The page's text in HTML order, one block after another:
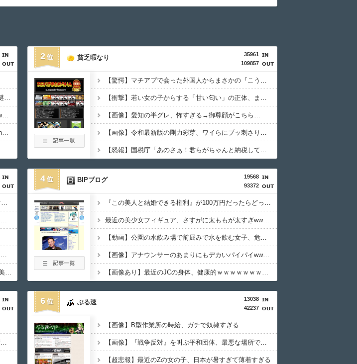
ワンピースの「世界に5種しかない飛行能力」ついに謎が判明するｗｗｗｗ
【悲報】大阪で白昼堂々誘拐事件発生 wwwwwwwwwwwwwwwwwwwwwwwwwwwwwwwwwwww
【悲報】竹田恒泰「愛子さまが天皇になれないのはSnow Manに女がいないのと同じ」X民「養子案はSnow Manに竹田恒泰が入るようなもの」
2
35961
109857
貧乏暇なり
【驚愕】マチアプで会った外国人からまさかの『こう』言われたんやがこれワイ詰みか？？？？？？？
【衝撃】若い女の子からする「甘い匂い」の正体、まさか分からないDTなんておらんよな？よな？w w w w w w w w w w w
【画像】愛知の半グレ、怖すぎる→御尊顔がこちら…
【画像】令和最新版の剛力彩芽、ワイらにブッ刺さりまくりと話題にw w w w w w w w w w w w w
【怒報】国税庁「あのさぁ！君らがちゃんと納税してくれないとこうなっちゃうけどどうする？！」←これw w w w w w w w
【画像】NASAが開発、着るだけで瞬時に-15℃冷却する冷感ポンチョが3,980円ｗｗｗｗｗ
【悲報】女さん、歩行者を轢いた挙句、道路で昼寝をしようとしてしまう
【悲報】仙台育英のマネージャー、首をひねっただけでなぜかウインクしたことにされてしまう
【悲報】女芸人の吉住さん(36)、メイクしたら普通に美人の部類だったと判明
4
19568
93372
BIPブログ
『この美人と結婚できる権利』が100万円だったらどっち選ぶwwwww
最近の美少女フィギュア、さすがに太ももが太すぎwwwww
【動画】公園の水飲み場で前屈みで水を飲む女子、危うく乳が見えてしまう
【画像】アナウンサーのあまりにもデカいパイパイwwwwwwww
【画像あり】最近のJCの身体、健康的ｗｗｗｗｗｗｗｗｗｗｗｗｗｗｗ
政府「増税」敵「増税すんな！増税メガネ！」→政府「減税」敵「減税すんな！社会保障どうなる！」
6
13038
42237
ぶる速
【画像】B型作業所の時給、ガチで奴隷すぎる
【画像】『戦争反対』を叫ぶ平和団体、最悪な場所でデモをしてしまう
【超悲報】最近のZの女の子、日本が暑すぎて薄着すぎる